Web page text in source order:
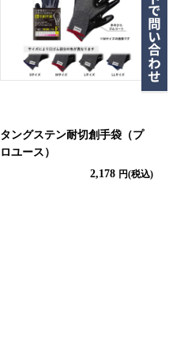
タングステン耐切創手袋（プ
ロユース）
2,178 円(税込)